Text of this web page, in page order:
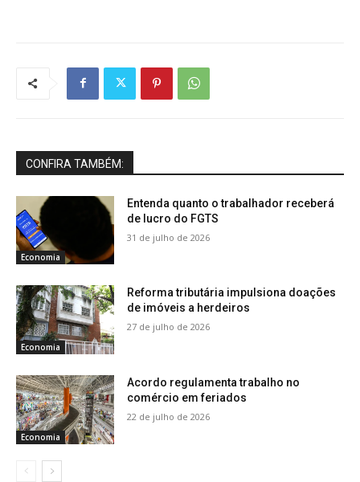
CONFIRA TAMBÉM:
Economia
Entenda quanto o trabalhador receberá
de lucro do FGTS
31 de julho de 2026
Economia
Reforma tributária impulsiona doações
de imóveis a herdeiros
27 de julho de 2026
Economia
Acordo regulamenta trabalho no
comércio em feriados
22 de julho de 2026